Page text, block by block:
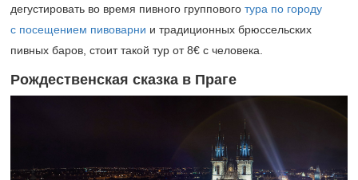
дегустировать во время пивного группового тура по городу
с посещением пивоварни и традиционных брюссельских
пивных баров, стоит такой тур от 8€ с человека.
Рождественская сказка в Праге